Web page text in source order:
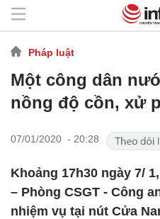
Pháp luật
Một công dân
nồng độ cồn, xử
07/01/2020 - 20:28
Khoảng 17h30 ngày 7/
– Phòng CSGT - Công
nhiệm vụ tại nút Cửa